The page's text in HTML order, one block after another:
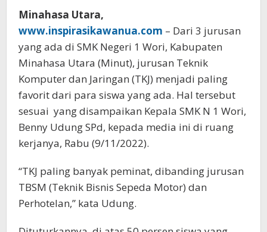
Minahasa Utara,
www.inspirasikawanua.com – Dari 3 jurusan
yang ada di SMK Negeri 1 Wori, Kabupaten
Minahasa Utara (Minut), jurusan Teknik
Komputer dan Jaringan (TKJ) menjadi paling
favorit dari para siswa yang ada. Hal tersebut
sesuai yang disampaikan Kepala SMK N 1 Wori,
Benny Udung SPd, kepada media ini di ruang
kerjanya, Rabu (9/11/2022).
“TKJ paling banyak peminat, dibanding jurusan
TBSM (Teknik Bisnis Sepeda Motor) dan
Perhotelan,” kata Udung.